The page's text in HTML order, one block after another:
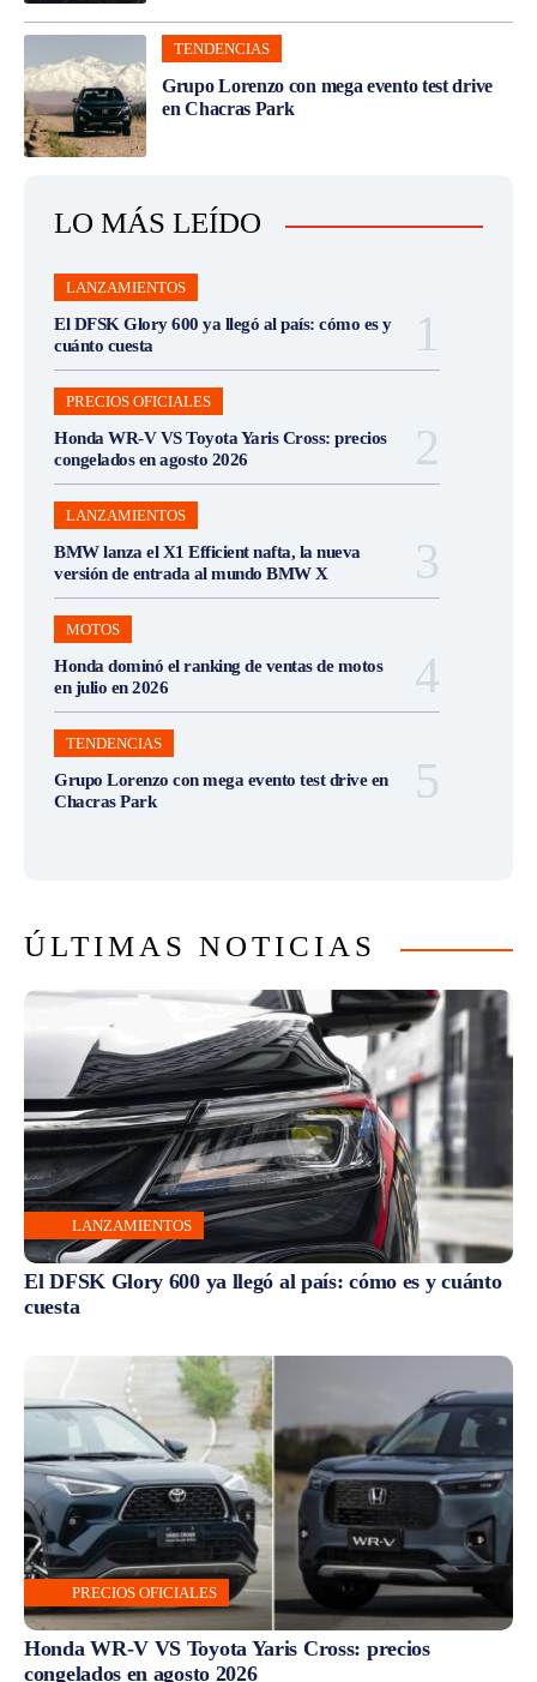
TENDENCIAS
Grupo Lorenzo con mega evento test drive
en Chacras Park
LO MÁS LEÍDO
LANZAMIENTOS
El DFSK Glory 600 ya llegó al país: cómo es y
cuánto cuesta
PRECIOS OFICIALES
Honda WR-V VS Toyota Yaris Cross: precios
congelados en agosto 2026
LANZAMIENTOS
BMW lanza el X1 Efficient nafta, la nueva
versión de entrada al mundo BMW X
MOTOS
Honda dominó el ranking de ventas de motos
en julio en 2026
TENDENCIAS
Grupo Lorenzo con mega evento test drive en
Chacras Park
ÚLTIMAS NOTICIAS
LANZAMIENTOS
El DFSK Glory 600 ya llegó al país: cómo es y cuánto
cuesta
PRECIOS OFICIALES
Honda WR-V VS Toyota Yaris Cross: precios
congelados en agosto 2026